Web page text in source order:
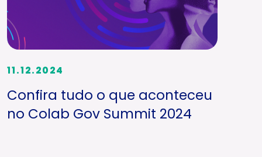
11.12.2024
Confira tudo o que aconteceu
no Colab Gov Summit 2024